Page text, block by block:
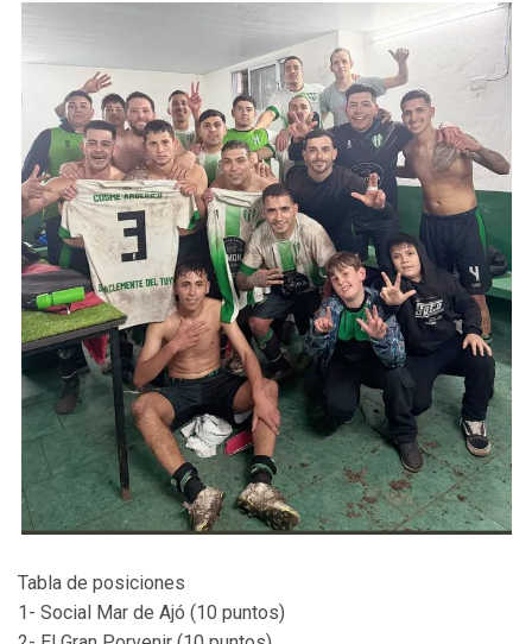
Tabla de posiciones
1- Social Mar de Ajó (10 puntos)